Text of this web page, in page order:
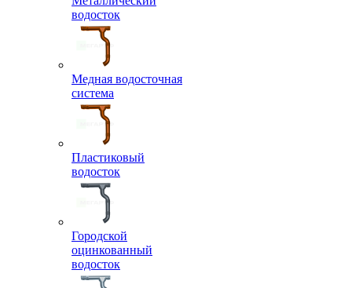
водосток
Медная водосточная
система
Пластиковый
водосток
Городской
оцинкованный
водосток